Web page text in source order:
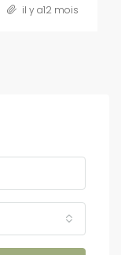
il y a12 mois